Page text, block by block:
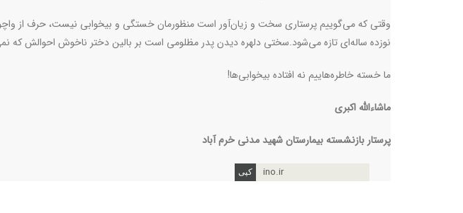
وقتی که می‌گوییم پرستاری سخت و زیان‌آور است منظورمان خستگی و بیخوابی نیست، حرف از
نوزده ساله‌‌ای تازه می‌شود.سختی دلهره دیدن پدر مظلومی است بر بالین دختر ناخوش احوالش که
ما خسته خاطره‌هاییم نه افتاده بیخوابی‌ها!
ماشاءالله اکبری
پرستار بازنشسته بیمارستان شهید مدنی خرم آباد
ino.ir